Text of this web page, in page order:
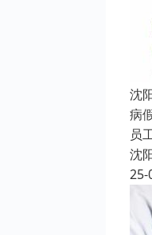
沈
病
员
沈
25-